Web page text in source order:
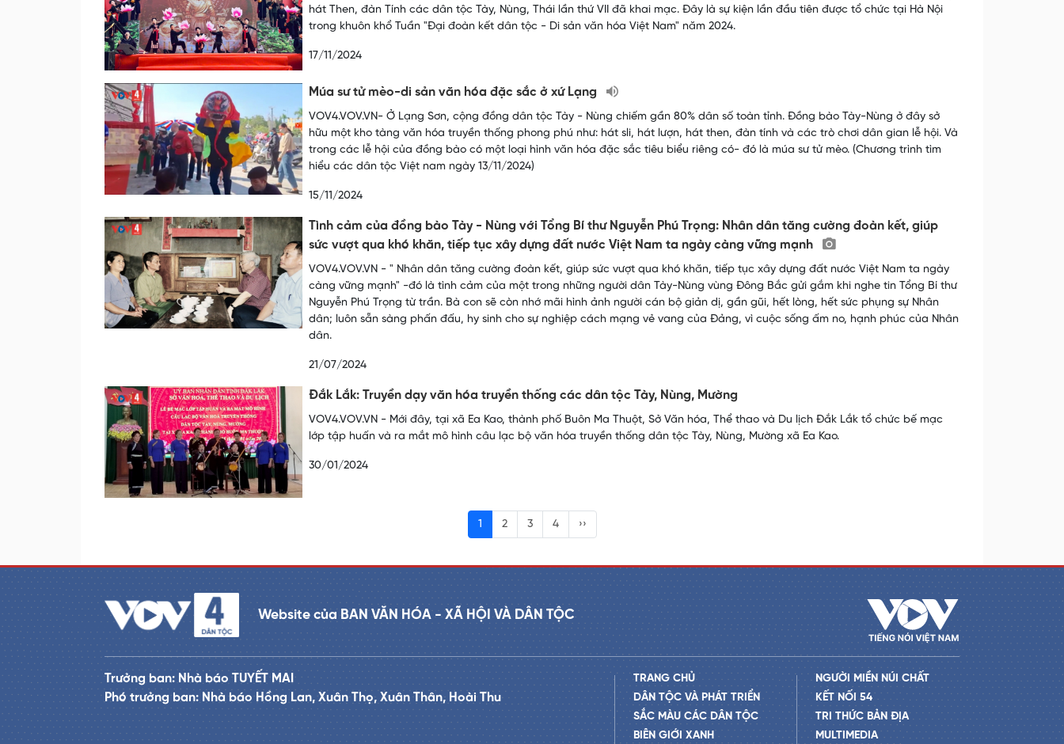
hát Then, đàn Tính các dân tộc Tày, Nùng, Thái lần thứ VII đã khai mạc. Đây là sự kiện lần đầu tiên được tổ chức tại Hà Nội
trong khuôn khổ Tuần "Đại đoàn kết dân tộc - Di sản văn hóa Việt Nam" năm 2024.
17/11/2024
Múa sư tử mèo-di sản văn hóa đặc sắc ở xứ Lạng
VOV4.VOV.VN- Ở Lạng Sơn, cộng đồng dân tộc Tày - Nùng chiếm gần 80% dân số toàn tỉnh. Đồng bào Tày-Nùng ở đây sở
hữu một kho tàng văn hóa truyền thống phong phú như: hát sli, hát lượn, hát then, đàn tính và các trò chơi dân gian lễ hội. Và
trong các lễ hội của đồng bào có một loại hình văn hóa đặc sắc tiêu biểu riêng có- đó là múa sư tử mèo. (Chương trình tìm
hiểu các dân tộc Việt nam ngày 13/11/2024)
15/11/2024
Tình cảm của đồng bào Tày - Nùng với Tổng Bí thư Nguyễn Phú Trọng: Nhân dân tăng cường đoàn kết, giúp
sức vượt qua khó khăn, tiếp tục xây dựng đất nước Việt Nam ta ngày càng vững mạnh
VOV4.VOV.VN - " Nhân dân tăng cường đoàn kết, giúp sức vượt qua khó khăn, tiếp tục xây dựng đất nước Việt Nam ta ngày
càng vững mạnh" -đó là tình cảm của một trong những người dân Tày-Nùng vùng Đông Bắc gửi gắm khi nghe tin Tổng Bí thư
Nguyễn Phú Trọng từ trần. Bà con sẽ còn nhớ mãi hình ảnh người cán bộ giản dị, gần gũi, hết lòng, hết sức phụng sự Nhân
dân; luôn sẵn sàng phấn đấu, hy sinh cho sự nghiệp cách mạng vẻ vang của Đảng, vì cuộc sống ấm no, hạnh phúc của Nhân
dân.
21/07/2024
Đắk Lắk: Truyền dạy văn hóa truyền thống các dân tộc Tày, Nùng, Mường
VOV4.VOV.VN - Mới đây, tại xã Ea Kao, thành phố Buôn Ma Thuột, Sở Văn hóa, Thể thao và Du lịch Đắk Lắk tổ chức bế mạc
lớp tập huấn và ra mắt mô hình câu lạc bộ văn hóa truyền thống dân tộc Tày, Nùng, Mường xã Ea Kao.
30/01/2024
1 2 3 4 ››
Website của BAN VĂN HÓA - XÃ HỘI VÀ DÂN TỘC
Trưởng ban: Nhà báo TUYẾT MAI
Phó trưởng ban: Nhà báo Hồng Lan, Xuân Thọ, Xuân Thân, Hoài Thu
TRANG CHỦ
DÂN TỘC VÀ PHÁT TRIỂN
SẮC MÀU CÁC DÂN TỘC
BIÊN GIỚI XANH
NGƯỜI MIỀN NÚI CHẤT
KẾT NỐI 54
TRI THỨC BẢN ĐỊA
MULTIMEDIA